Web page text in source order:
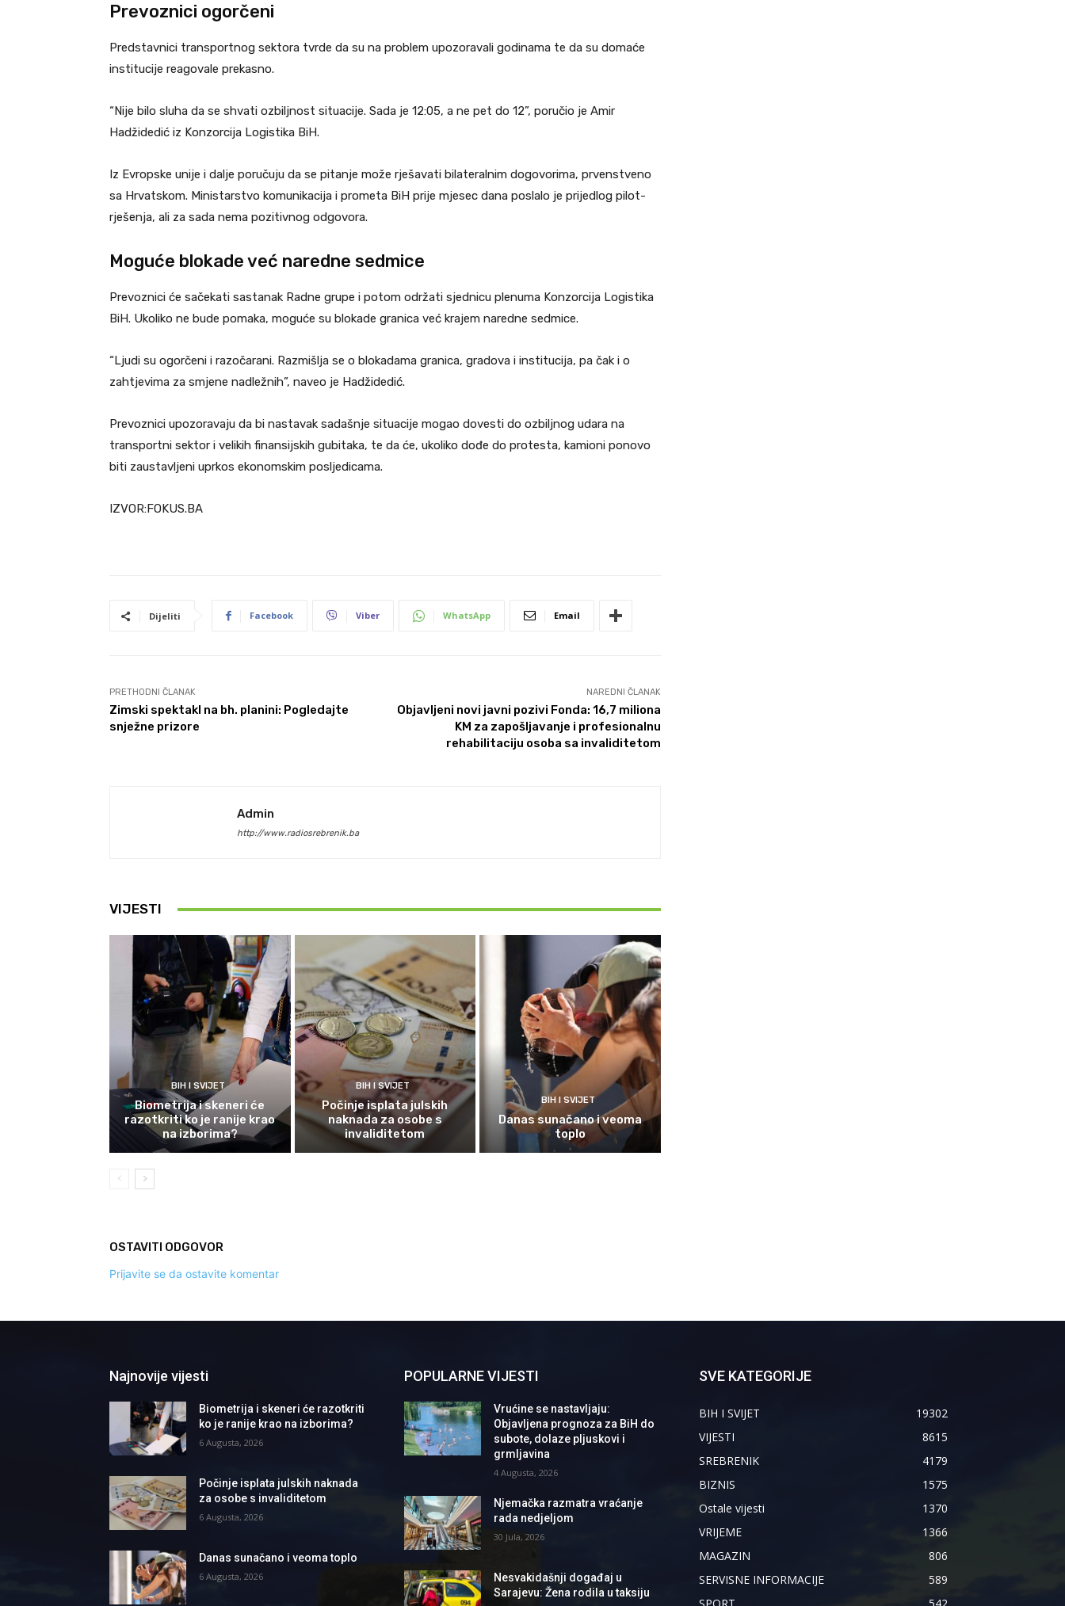
Prevoznici ogorčeni
Predstavnici transportnog sektora tvrde da su na problem upozoravali godinama te da su domaće
institucije reagovale prekasno.
“Nije bilo sluha da se shvati ozbiljnost situacije. Sada je 12:05, a ne pet do 12”, poručio je Amir
Hadžidedić iz Konzorcija Logistika BiH.
Iz Evropske unije i dalje poručuju da se pitanje može rješavati bilateralnim dogovorima, prvenstveno
sa Hrvatskom. Ministarstvo komunikacija i prometa BiH prije mjesec dana poslalo je prijedlog pilot-
rješenja, ali za sada nema pozitivnog odgovora.
Moguće blokade već naredne sedmice
Prevoznici će sačekati sastanak Radne grupe i potom održati sjednicu plenuma Konzorcija Logistika
BiH. Ukoliko ne bude pomaka, moguće su blokade granica već krajem naredne sedmice.
“Ljudi su ogorčeni i razočarani. Razmišlja se o blokadama granica, gradova i institucija, pa čak i o
zahtjevima za smjene nadležnih”, naveo je Hadžidedić.
Prevoznici upozoravaju da bi nastavak sadašnje situacije mogao dovesti do ozbiljnog udara na
transportni sektor i velikih finansijskih gubitaka, te da će, ukoliko dođe do protesta, kamioni ponovo
biti zaustavljeni uprkos ekonomskim posljedicama.
IZVOR:FOKUS.BA
Dijeliti Facebook Viber WhatsApp Email
PRETHODNI ČLANAK
Zimski spektakl na bh. planini: Pogledajte
snježne prizore
NAREDNI ČLANAK
Objavljeni novi javni pozivi Fonda: 16,7 miliona
KM za zapošljavanje i profesionalnu
rehabilitaciju osoba sa invaliditetom
Admin
http://www.radiosrebrenik.ba
VIJESTI
BIH I SVIJET
Biometrija i skeneri će
razotkriti ko je ranije krao
na izborima?
BIH I SVIJET
Počinje isplata julskih
naknada za osobe s
invaliditetom
BIH I SVIJET
Danas sunačano i veoma
toplo
OSTAVITI ODGOVOR
Prijavite se da ostavite komentar
Najnovije vijesti
Biometrija i skeneri će razotkriti
ko je ranije krao na izborima?
6 Augusta, 2026
Počinje isplata julskih naknada
za osobe s invaliditetom
6 Augusta, 2026
Danas sunačano i veoma toplo
6 Augusta, 2026
POPULARNE VIJESTI
Vrućine se nastavljaju:
Objavljena prognoza za BiH do
subote, dolaze pljuskovi i
grmljavina
4 Augusta, 2026
Njemačka razmatra vraćanje
rada nedjeljom
30 Jula, 2026
Nesvakidašnji događaj u
Sarajevu: Žena rodila u taksiju
SVE KATEGORIJE
BIH I SVIJET
19302
VIJESTI
8615
SREBRENIK
4179
BIZNIS
1575
Ostale vijesti
1370
VRIJEME
1366
MAGAZIN
806
SERVISNE INFORMACIJE
589
SPORT
542